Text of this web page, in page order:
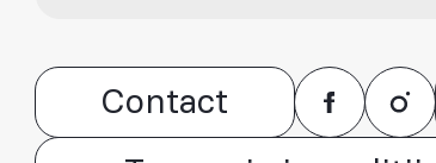
Contact